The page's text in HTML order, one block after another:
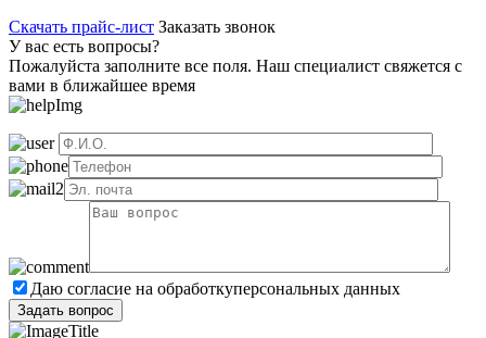
Скачать прайс-лист Заказать звонок
У вас есть вопросы?
Пожалуйста заполните все поля. Наш специалист свяжется с
вами в ближайшее время
Даю согласие на обработкуперсональных данных